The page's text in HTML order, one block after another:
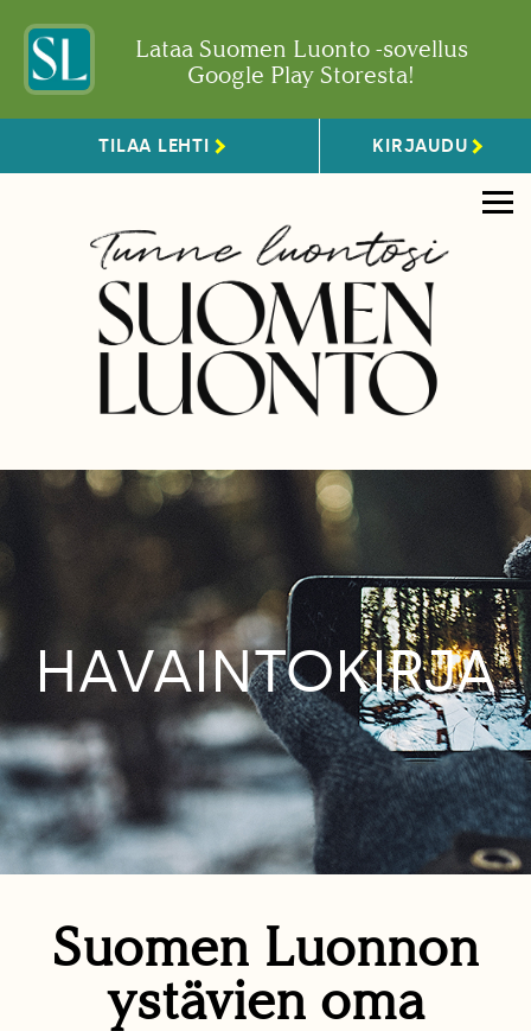
Lataa Suomen Luonto -sovellus
Google Play Storesta!
TILAA LEHTI KIRJAUDU
HAVAINTOKIRJA
Suomen Luonnon
ystävien oma